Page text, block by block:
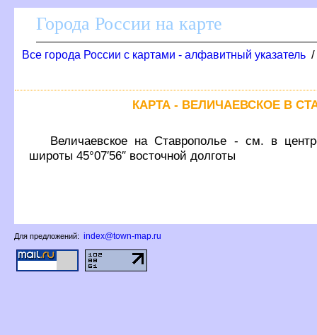
Города России на карте
се города России с картами - алфавитный указатель
КАРТА - ВЕЛИЧАЕВСКОЕ В
еличаевское на Ставрополье - см. в
широты 45°07′56″ восточной долготы
Для предложений: index@town-map.ru